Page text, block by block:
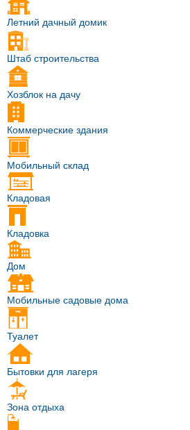
Летний дачный домик
Штаб строительства
Хозблок на дачу
Коммерческие здания
Мобильный склад
Кладовая
Кладовка
Дом
Мобильные садовые дома
Туалет
Бытовки для лагеря
Зона отдыха